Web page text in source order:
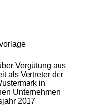
Vergütung aus
als Vertreter der
in
Unternehmen
2017